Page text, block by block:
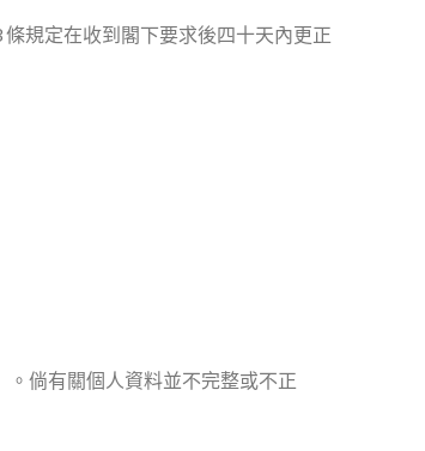
規定在收到閣下要求後四十天內更正
倘有關個人資料並不完整或不正